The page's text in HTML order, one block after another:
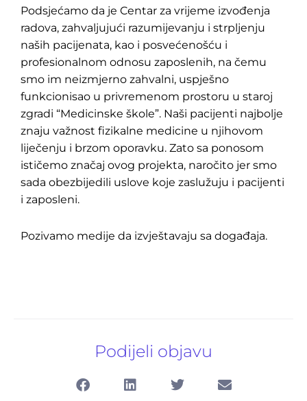
Podsjećamo da je Centar za vrijeme izvođenja
radova, zahvaljujući razumijevanju i strpljenju
naših pacijenata, kao i posvećenošću i
profesionalnom odnosu zaposlenih, na čemu
smo im neizmjerno zahvalni, uspješno
funkcionisao u privremenom prostoru u staroj
zgradi “Medicinske škole”. Naši pacijenti najbolje
znaju važnost fizikalne medicine u njihovom
liječenju i brzom oporavku. Zato sa ponosom
ističemo značaj ovog projekta, naročito jer smo
sada obezbijedili uslove koje zaslužuju i pacijenti
i zaposleni.
Pozivamo medije da izvještavaju sa događaja.
Podijeli objavu